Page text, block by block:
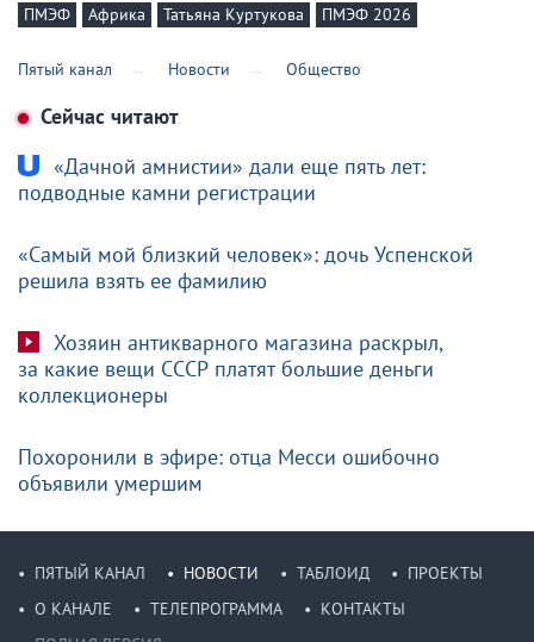
ПМЭФ Африка Татьяна Куртукова ПМЭФ 2026
Пятый канал Новости Общество
Сейчас читают
«Дачной амнистии» дали еще пять лет:
подводные камни регистрации
«Самый мой близкий человек»: дочь Успенской
решила взять ее фамилию
Хозяин антикварного магазина раскрыл,
за какие вещи СССР платят большие деньги
коллекционеры
Похоронили в эфире: отца Месси ошибочно
объявили умершим
ПЯТЫЙ КАНАЛ НОВОСТИ ТАБЛОИД
ПРОЕКТЫ
О КАНАЛЕ
ТЕЛЕПРОГРАММА
КОНТАКТЫ